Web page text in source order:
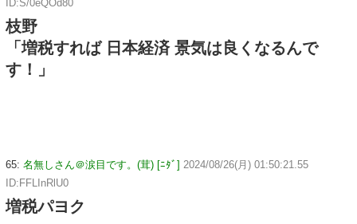
ID:S/0eQOd80
枝野
「増税すれば 日本経済 景気は良くなるんで
す！」
65: 名無しさん＠涙目です。(茸) [ﾆﾀﾞ] 2024/08/26(月) 01:50:21.55
ID:FFLInRlU0
増税パヨク